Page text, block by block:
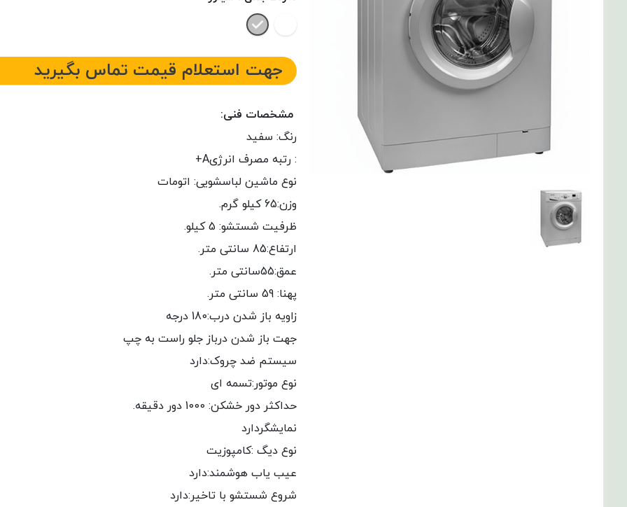
جهت استعلام قیمت تماس بگیرید
مشخصات فنی:
رنگ: سفید
: رتبه مصرف انرژیA+
نوع ماشین لباسشویی: اتومات
وزن:65 کیلو گرم.
ظرفیت شستشو: 5 کیلو.
ارتفاع:85 سانتی متر.
عمق:55سانتی متر.
پهنا: 59 سانتی متر.
زاویه باز شدن درب:180 درجه
جهت باز شدن درباز جلو راست به چپ
سیستم ضد چروک:دارد
نوع موتور:تسمه ای
حداکثر دور خشکن: 1000 دور دقیقه.
نمایشگردارد
نوع دیگ :کامپوزیت
عیب یاب هوشمند:دارد
شروع شستشو با تاخیر:دارد